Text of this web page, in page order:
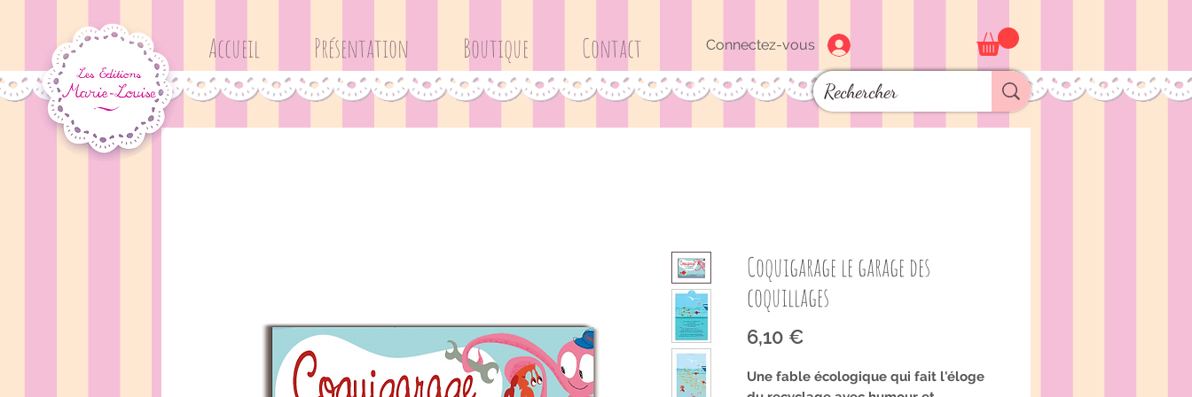
Accueil Présentation Boutique Contact Connectez-vous
Coquigarage le garage des
coquillages
6,10 €
Une fable écologique qui fait l'éloge